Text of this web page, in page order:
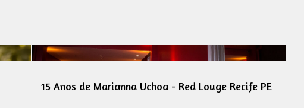
15 Anos de Marianna Uchoa - Red Louge Recife PE